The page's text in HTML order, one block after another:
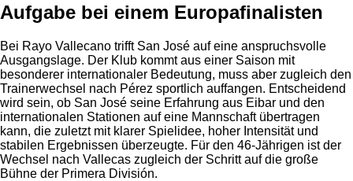
Aufgabe bei einem Europafinalisten
Bei Rayo Vallecano trifft San José auf eine anspruchsvolle
Ausgangslage. Der Klub kommt aus einer Saison mit
besonderer internationaler Bedeutung, muss aber zugleich den
Trainerwechsel nach Pérez sportlich auffangen. Entscheidend
wird sein, ob San José seine Erfahrung aus Eibar und den
internationalen Stationen auf eine Mannschaft übertragen
kann, die zuletzt mit klarer Spielidee, hoher Intensität und
stabilen Ergebnissen überzeugte. Für den 46-Jährigen ist der
Wechsel nach Vallecas zugleich der Schritt auf die große
Bühne der Primera División.